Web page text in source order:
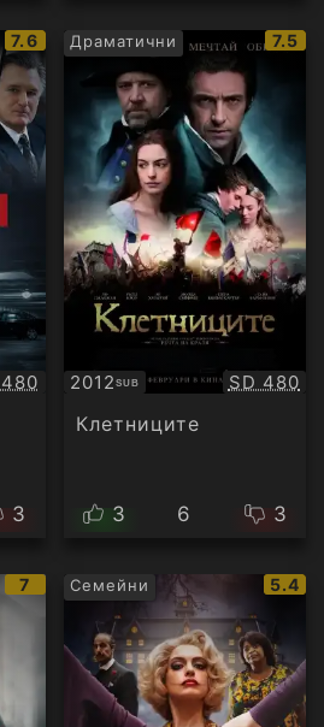
IMDb
рейтинг:
7.6
3
Драматични
IMDb
7.5
2012SUB
Субтитри SD 480
Клетниците
3 6 3
IMDb
рейтинг:
7 Семейни
IMDb
5.4